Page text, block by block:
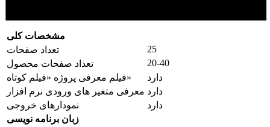
مشخصات کلی
تعداد صفحات
25
تعداد صفحات محصول
20-40
فیلم معرفی پروژه «فیلم کوتاه»
دارد
معرفی متغیر های ورودی نرم افزار دارد
نمودارهای خروجی
دارد
زبان برنامه نویسی